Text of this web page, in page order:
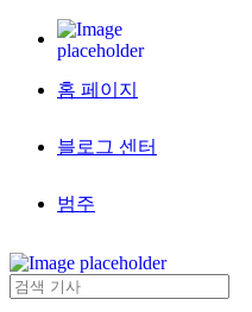
홈 페이지
블로그 센터
범주